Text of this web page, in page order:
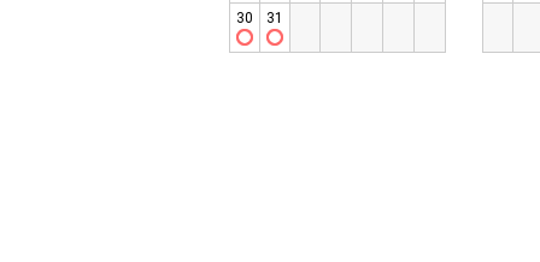
30 31